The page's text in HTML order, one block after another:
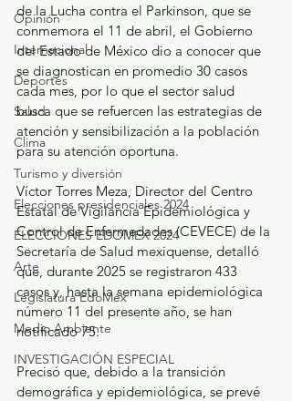
Opinión
Internacional
Deportes
Salud
Clima
Turismo y diversión
Elecciones presidenciales 2024
ELECCIONES EDOMEX 2024
Arte
Legislatura EdoMéx
Medio Ambiente
INVESTIGACIÓN ESPECIAL
de la Lucha contra el Parkinson, que se
conmemora el 11 de abril, el Gobierno
del Estado de México dio a conocer que
se diagnostican en promedio 30 casos
cada mes, por lo que el sector salud
busca que se refuercen las estrategias de
atención y sensibilización a la población
para su atención oportuna.
Víctor Torres Meza, Director del Centro
Estatal de Vigilancia Epidemiológica y
Control de Enfermedades (CEVECE) de la
Secretaría de Salud mexiquense, detalló
que, durante 2025 se registraron 433
casos y, hasta la semana epidemiológica
número 11 del presente año, se han
notificado 75.
Precisó que, debido a la transición
demográfica y epidemiológica, se prevé